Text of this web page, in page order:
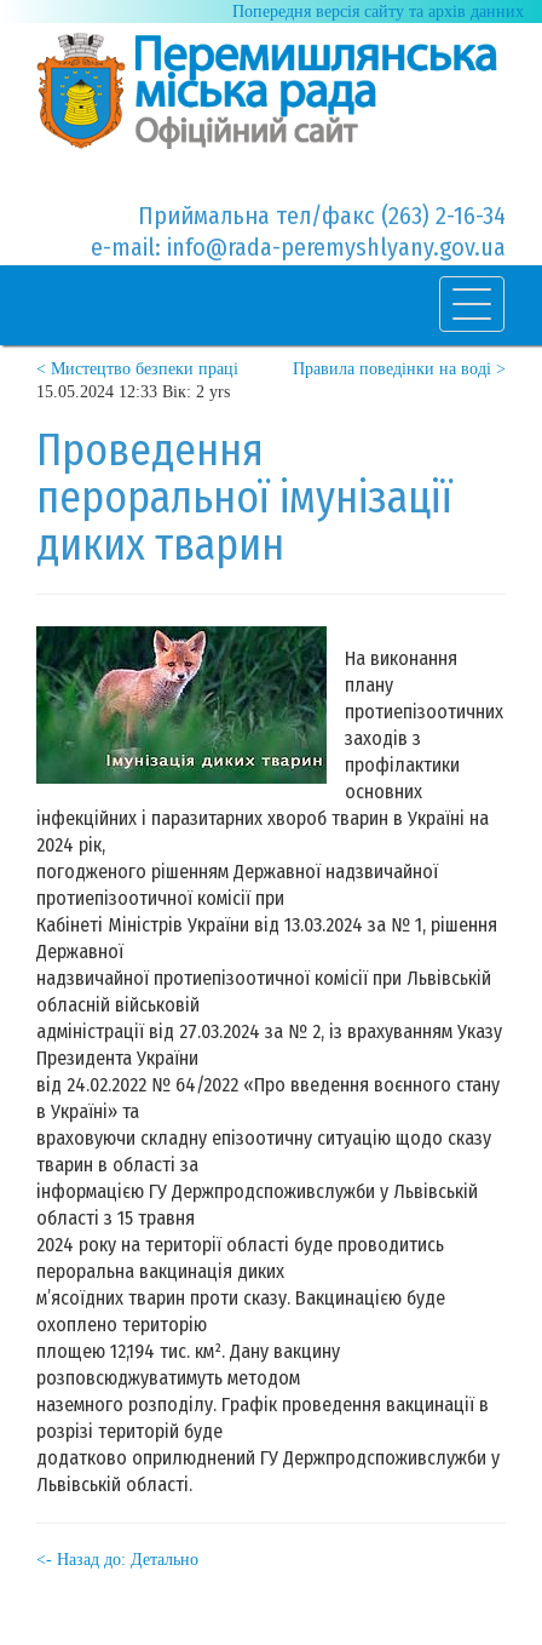
Попередня версія сайту та архів данних
Приймальна тел/факс (263) 2-16-34
e-mail: info@rada-peremyshlyany.gov.ua
Правила поведінки на воді >
< Мистецтво безпеки праці
15.05.2024 12:33 Вік: 2 yrs
Проведення
пероральної імунізації
диких тварин
На виконання
плану
протиепізоотичних
заходів з
профілактики
основних
інфекційних і паразитарних хвороб тварин в Україні на
2024 рік,
погодженого рішенням Державної надзвичайної
протиепізоотичної комісії при
Кабінеті Міністрів України від 13.03.2024 за № 1, рішення
Державної
надзвичайної протиепізоотичної комісії при Львівській
обласній військовій
адміністрації від 27.03.2024 за № 2, із врахуванням Указу
Президента України
від 24.02.2022 № 64/2022 «Про введення воєнного стану
в Україні» та
враховуючи складну епізоотичну ситуацію щодо сказу
тварин в області за
інформацією ГУ Держпродспоживслужби у Львівській
області з 15 травня
2024 року на території області буде проводитись
пероральна вакцинація диких
м’ясоїдних тварин проти сказу. Вакцинацією буде
охоплено територію
площею 12,194 тис. км². Дану вакцину
розповсюджуватимуть методом
наземного розподілу. Графік проведення вакцинації в
розрізі територій буде
додатково оприлюднений ГУ Держпродспоживслужби у
Львівській області.
<- Назад до: Детально